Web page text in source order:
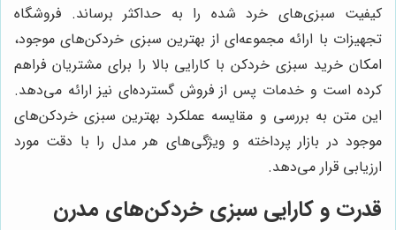
کیفیت سبزی‌های خرد شده را به حداکثر برساند. فروشگاه
تجهیزات با ارائه مجموعه‌ای از بهترین سبزی خردکن‌های موجود،
امکان خرید سبزی خردکن با کارایی بالا را برای مشتریان فراهم
کرده است و خدمات پس از فروش گسترده‌ای نیز ارائه می‌دهد.
این متن به بررسی و مقایسه عملکرد بهترین سبزی خردکن‌های
موجود در بازار پرداخته و ویژگی‌های هر مدل را با دقت مورد
ارزیابی قرار می‌دهد.
قدرت و کارایی سبزی خردکن‌های مدرن